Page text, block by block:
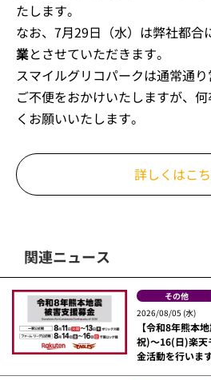
たします。
なお、7月29日（水）は弊社都合
業とさせていただきます。
スマイルグリコパークは通常通り
ご不便をおかけいたしますが、
くお願いいたします。
詳しくはこ
関連ニュース
その他
2026/08/05 (水)
【令和8年熊本
祝)～16(日)楽天
金活動を行いま